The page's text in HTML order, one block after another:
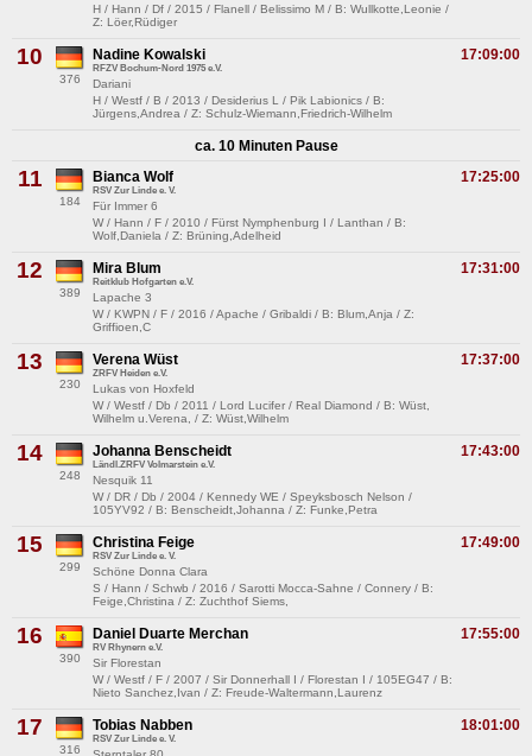
H / Hann / Df / 2015 / Flanell / Belissimo M / B: Wullkotte,Leonie /
Z: Löer,Rüdiger
10
376
17:09:00
Nadine Kowalski
RFZV Bochum-Nord 1975 e.V.
Dariani
H / Westf / B / 2013 / Desiderius L / Pik Labionics / B:
Jürgens,Andrea / Z: Schulz-Wiemann,Friedrich-Wilhelm
ca. 10 Minuten Pause
11
184
17:25:00
Bianca Wolf
RSV Zur Linde e. V.
Für Immer 6
W / Hann / F / 2010 / Fürst Nymphenburg I / Lanthan / B:
Wolf,Daniela / Z: Brüning,Adelheid
12
389
17:31:00
Mira Blum
Reitklub Hofgarten e.V.
Lapache 3
W / KWPN / F / 2016 / Apache / Gribaldi / B: Blum,Anja / Z:
Griffioen,C
13
230
17:37:00
Verena Wüst
ZRFV Heiden e.V.
Lukas von Hoxfeld
W / Westf / Db / 2011 / Lord Lucifer / Real Diamond / B: Wüst,
Wilhelm u.Verena, / Z: Wüst,Wilhelm
14
248
17:43:00
Johanna Benscheidt
Ländl.ZRFV Volmarstein e.V.
Nesquik 11
W / DR / Db / 2004 / Kennedy WE / Speyksbosch Nelson /
105YV92 / B: Benscheidt,Johanna / Z: Funke,Petra
15
299
17:49:00
Christina Feige
RSV Zur Linde e. V.
Schöne Donna Clara
S / Hann / Schwb / 2016 / Sarotti Mocca-Sahne / Connery / B:
Feige,Christina / Z: Zuchthof Siems,
16
390
17:55:00
Daniel Duarte Merchan
RV Rhynern e.V.
Sir Florestan
W / Westf / F / 2007 / Sir Donnerhall I / Florestan I / 105EG47 / B:
Nieto Sanchez,Ivan / Z: Freude-Waltermann,Laurenz
17
316
18:01:00
Tobias Nabben
RSV Zur Linde e. V.